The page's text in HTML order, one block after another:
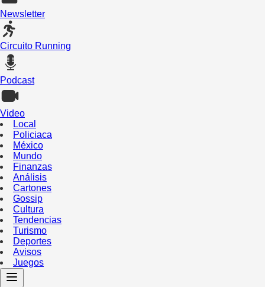
Newsletter
Circuito Running
Podcast
Video
Local
Policiaca
México
Mundo
Finanzas
Análisis
Cartones
Gossip
Cultura
Tendencias
Turismo
Deportes
Avisos
Juegos